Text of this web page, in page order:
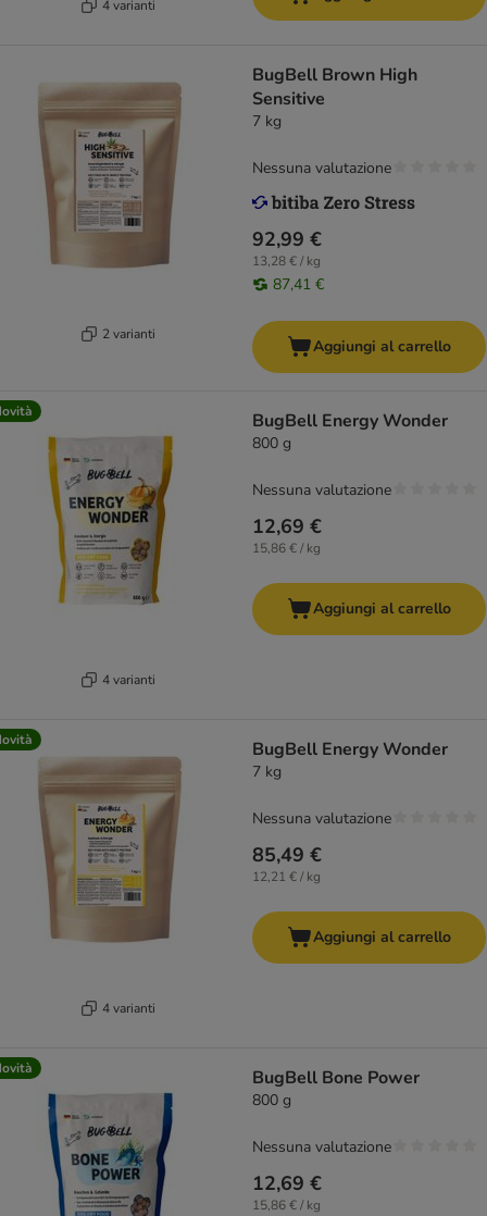
4 varianti
2 varianti
BugBell Brown High
Sensitive
7 kg
92,99 €
13,28 € / kg
87,41 €
Nessuna valutazione
Aggiungi al carrello
4 varianti
BugBell Energy Wonder
800 g
12,69 €
15,86 € / kg
Nessuna valutazione
Aggiungi al carrello
4 varianti
BugBell Energy Wonder
7 kg
85,49 €
12,21 € / kg
Nessuna valutazione
Aggiungi al carrello
BugBell Bone Power
800 g
12,69 €
15,86 € / kg
Nessuna valutazione